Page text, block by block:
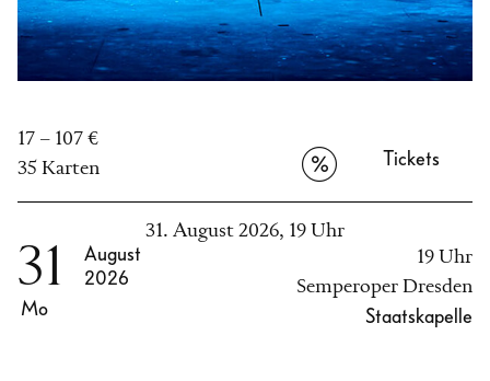
Tickets
17 – 107 €
35 Karten
31. August 2026, 19 Uhr
31
Mo
August
2026
19 Uhr
Semperoper Dresden
Staatskapelle